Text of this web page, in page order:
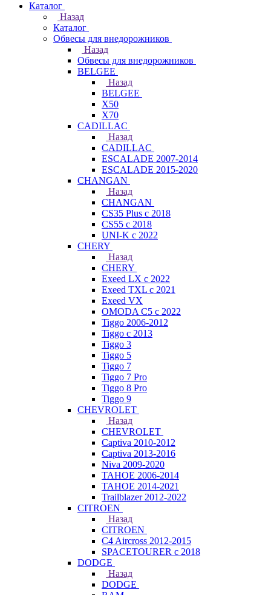
Каталог
Назад
Каталог
Обвесы для внедорожников
Назад
Обвесы для внедорожников
BELGEE
Назад
BELGEE
X50
X70
CADILLAC
Назад
CADILLAC
ESCALADE 2007-2014
ESCALADE 2015-2020
CHANGAN
Назад
CHANGAN
CS35 Plus с 2018
CS55 с 2018
UNI-K с 2022
CHERY
Назад
CHERY
Exeed LX с 2022
Exeed TXL с 2021
Exeed VX
OMODA C5 с 2022
Tiggo 2006-2012
Tiggo с 2013
Tiggo 3
Tiggo 5
Tiggo 7
Tiggo 7 Pro
Tiggo 8 Pro
Tiggo 9
CHEVROLET
Назад
CHEVROLET
Captiva 2010-2012
Captiva 2013-2016
Niva 2009-2020
TAHOE 2006-2014
TAHOE 2014-2021
Trailblazer 2012-2022
CITROEN
Назад
CITROEN
C4 Aircross 2012-2015
SPACETOURER с 2018
DODGE
Назад
DODGE